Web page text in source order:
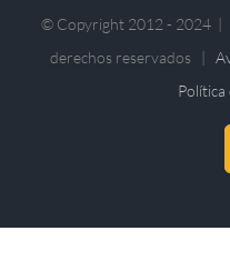
© Copyright 2012 - 2024 |
derechos reservados |
Política